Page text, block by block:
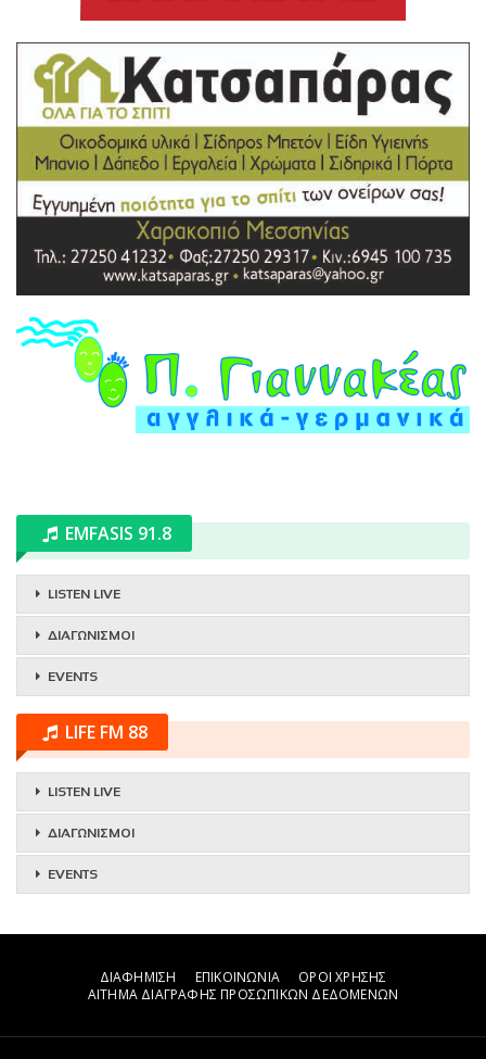
EMFASIS 91.8
LISTEN LIVE
ΔΙΑΓΩΝΙΣΜΟΙ
EVENTS
LIFE FM 88
LISTEN LIVE
ΔΙΑΓΩΝΙΣΜΟΙ
EVENTS
ΔΙΑΦΗΜΙΣΗ ΕΠΙΚΟΙΝΩΝΙΑ
ΟΡΟΙ ΧΡΗΣΗΣ
ΑΙΤΗΜΑ ΔΙΑΓΡΑΦΗΣ ΠΡΟΣΩΠΙΚΩΝ ΔΕΔΟΜΕΝΩΝ